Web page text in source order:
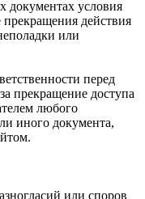
документах условия
прекращения действия
или
перед
прекращение доступа
любого
иного документа,
или споров